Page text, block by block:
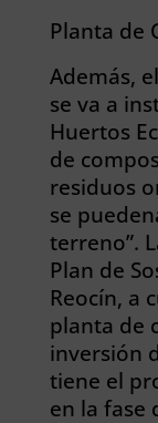
Planta de
Además,
se va a
Huertos
de
residuos
se
terreno”.
Plan de
Reocín, a
planta de
inversión
tiene el
en la fase